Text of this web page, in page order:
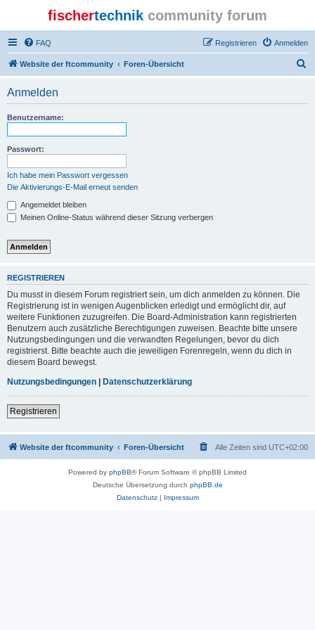
fischertechnik community forum
FAQ Anmelden
Registrieren
Website der ftcommunity Foren-Übersicht
Anmelden
Benutzername:
Passwort:
Ich habe mein Passwort vergessen
Die Aktivierungs-E-Mail erneut senden
Angemeldet bleiben
Meinen Online-Status während dieser Sitzung verbergen
REGISTRIEREN
Du musst in diesem Forum registriert sein, um dich anmelden zu können. Die
Registrierung ist in wenigen Augenblicken erledigt und ermöglicht dir, auf
weitere Funktionen zuzugreifen. Die Board-Administration kann registrierten
Benutzern auch zusätzliche Berechtigungen zuweisen. Beachte bitte unsere
Nutzungsbedingungen und die verwandten Regelungen, bevor du dich
registrierst. Bitte beachte auch die jeweiligen Forenregeln, wenn du dich in
diesem Board bewegst.
Nutzungsbedingungen | Datenschutzerklärung
Registrieren
Website der ftcommunity Foren-Übersicht Alle Zeiten sind UTC+02:00
Powered by phpBB® Forum Software © phpBB Limited
Deutsche Übersetzung durch phpBB.de
Datenschutz| Impressum